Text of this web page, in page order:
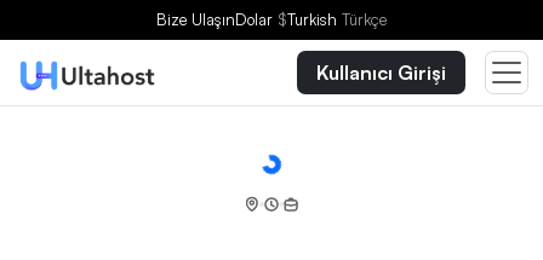
Bize UlaşınDolar $Turkish Türkçe
Kullanıcı Girişi